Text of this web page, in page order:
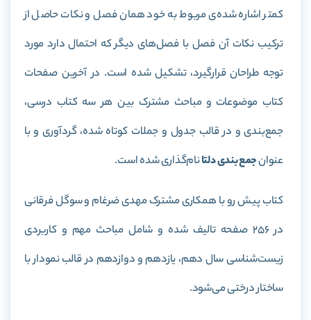
کمتر اشاره شده‌ی مربوط به خود همان فصل و نکات حاصل از
ترکیب نکات آن فصل با فصل‌های دیگر که احتمال دارد مورد
توجه طراحان قرارگیرد، تشکیل شده است. در آخرین صفحات
کتاب موضوعات و مباحث مشترک بین هر سه کتاب درسی،
جمع‌بندی و در قالب جدول و جملات کوتاه شده، گردآوری و با
عنوانجمع‌بندی دلتانام‌گذاری شده است.
کتاب پیش رو با همکاری مشترک مهدی ضرغام و سوگل فرقانی
در 256 صفحه تالیف شده و شامل مباحث مهم و کاربردی
زیست‌شناسی سال دهم، یازدهم و دوازدهم در قالب نمودار با
ساختار درختی می‌شود.